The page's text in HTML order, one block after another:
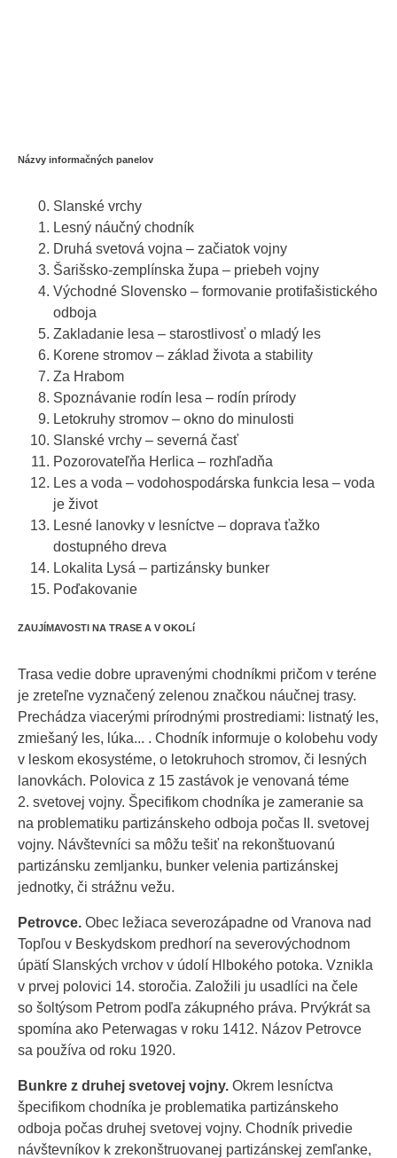
Názvy informačných panelov
Slanské vrchy
Lesný náučný chodník
Druhá svetová vojna – začiatok vojny
Šarišsko-zemplínska župa – priebeh vojny
Východné Slovensko – formovanie protifašistického
odboja
Zakladanie lesa – starostlivosť o mladý les
Korene stromov – základ života a stability
Za Hrabom
Spoznávanie rodín lesa – rodín prírody
Letokruhy stromov – okno do minulosti
Slanské vrchy – severná časť
Pozorovateľňa Herlica – rozhľadňa
Les a voda – vodohospodárska funkcia lesa – voda
je život
Lesné lanovky v lesníctve – doprava ťažko
dostupného dreva
Lokalita Lysá – partizánsky bunker
Poďakovanie
ZAUJÍMAVOSTI NA TRASE A V OKOLí
Trasa vedie dobre upravenými chodníkmi pričom v teréne
je zreteľne vyznačený zelenou značkou náučnej trasy.
Prechádza viacerými prírodnými prostrediami: listnatý les,
zmiešaný les, lúka... . Chodník informuje o kolobehu vody
v leskom ekosystéme, o letokruhoch stromov, či lesných
lanovkách. Polovica z 15 zastávok je venovaná téme
2. svetovej vojny. Špecifikom chodníka je zameranie sa
na problematiku partizánskeho odboja počas II. svetovej
vojny. Návštevníci sa môžu tešiť na rekonštuovanú
partizánsku zemljanku, bunker velenia partizánskej
jednotky, či strážnu vežu.
Petrovce. Obec ležiaca severozápadne od Vranova nad
Topľou v Beskydskom predhorí na severovýchodnom
úpätí Slanských vrchov v údolí Hlbokého potoka. Vznikla
v prvej polovici 14. storočia. Založili ju usadlíci na čele
so šoltýsom Petrom podľa zákupného práva. Prvýkrát sa
spomína ako Peterwagas v roku 1412. Názov Petrovce
sa používa od roku 1920.
Bunkre z druhej svetovej vojny. Okrem lesníctva
špecifikom chodníka je problematika partizánskeho
odboja počas druhej svetovej vojny. Chodník privedie
návštevníkov k zrekonštruovanej partizánskej zemľanke,